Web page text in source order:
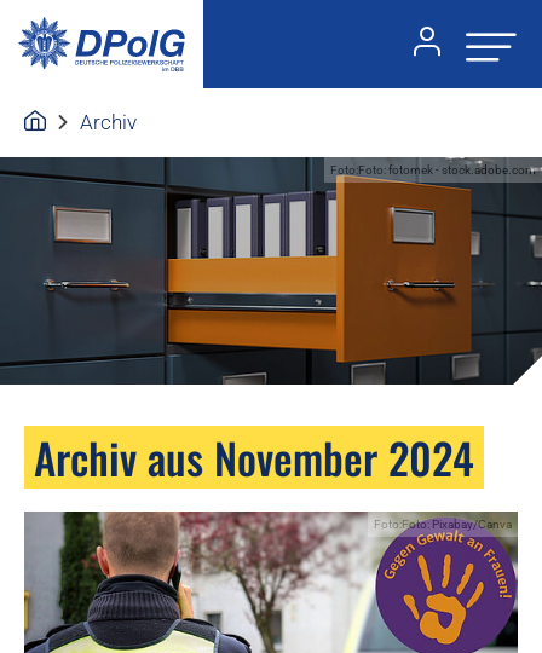
Archiv
Foto:Foto: fotomek - stock.adobe.com
Archiv aus November 2024
Foto:Foto: Pixabay/Canva